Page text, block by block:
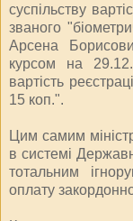
суспільству
званого
Арсена
курсом на
вартість
15 коп.".
Цим самим
в системі
тотальним
оплату